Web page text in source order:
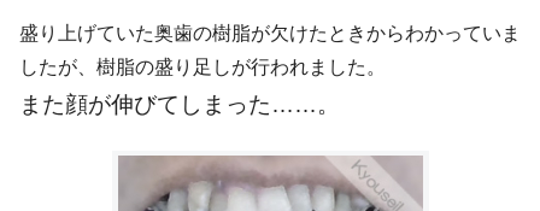
盛り上げていた奥歯の樹脂が欠けたときからわかっていま
したが、樹脂の盛り足しが行われました。
また顔が伸びてしまった……。